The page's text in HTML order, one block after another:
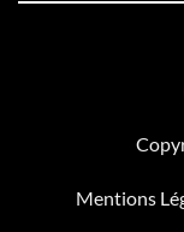
Mentions